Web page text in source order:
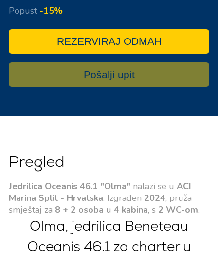
Popust -15%
REZERVIRAJ ODMAH
Pošalji upit
Pregled
Jedrilica Oceanis 46.1 "Olma" nalazi se u ACI
Marina Split - Hrvatska. Izgrađen 2024, pruža
smještaj za 8 + 2 osoba u 4 kabina, s 2 WC-om.
Olma, jedrilica Beneteau
Oceanis 46.1 za charter u